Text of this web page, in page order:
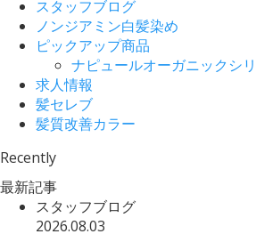
スタッフブログ
ノンジアミン白髪染め
ピックアップ商品
ナピュールオーガニックシ
求人情報
髪セレブ
髪質改善カラー
Recently
最新記事
スタッフブログ
2026.08.03